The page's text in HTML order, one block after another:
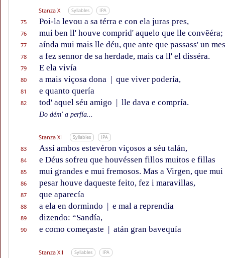
Stanza X Syllables IPA
75 Poi-la levou a sa térra e con ela juras pres,
76 mui ben ll' houve comprid' aquelo que lle convẽéra;
77 aínda mui mais lle déu, que ante que passass' un mes
78 a fez sennor de sa herdade, mais ca ll' el disséra.
79 E ela vivía
80 a mais viçosa dona | que viver podería,
81 e quanto quería
82 tod' aquel séu amigo | lle dava e compría.
Do dém' a perfía...
Stanza XI Syllables IPA
83 Assí ambos estevéron viçosos a séu talán,
84 e Déus sofreu que houvéssen fillos muitos e fillas
85 mui grandes e mui fremosos. Mas a Virgen, que mui
86 pesar houve daqueste feito, fez i maravillas,
87 que aparecía
88 a ela en dormindo | e mal a reprendía
89 dizendo: “Sandía,
90 e como começaste | atán gran bavequía
Stanza XII Syllables IPA